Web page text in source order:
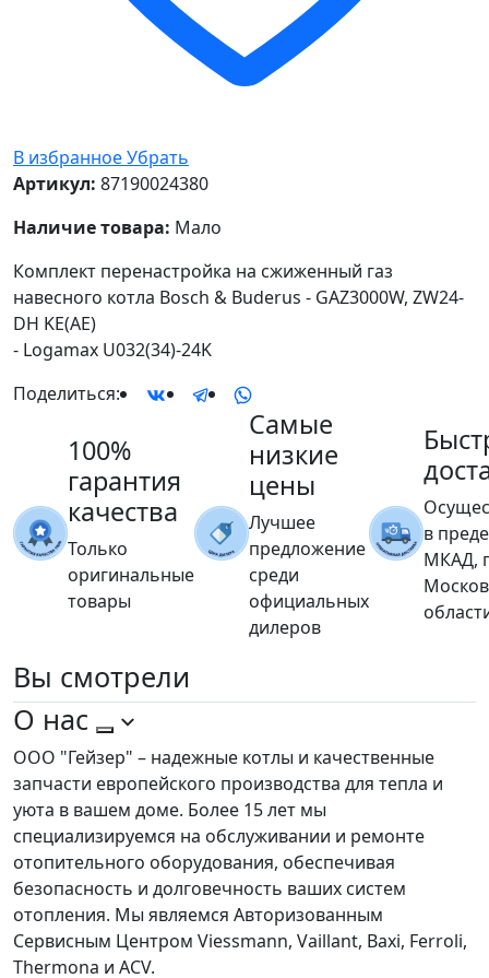
В избранноеУбрать
Артикул: 87190024380
Наличие товара: Мало
Комплект перенастройка на сжиженный газ
навесного котла Bosch & Buderus - GAZ3000W, ZW24-
DH KE(AE)
- Logamax U032(34)-24K
Поделиться:
100%
гарантия
качества
Только
оригинальные
товары
Самые
низкие
цены
Лучшее
предложение
среди
официальных
дилеров
в
МКАД,
Вы смотрели
О нас
ООО "Гейзер" – надежные котлы и качественные
запчасти европейского производства для тепла и
уюта в вашем доме. Более 15 лет мы
специализируемся на обслуживании и ремонте
отопительного оборудования, обеспечивая
безопасность и долговечность ваших систем
отопления. Мы являемся Авторизованным
Сервисным Центром Viessmann, Vaillant, Baxi, Ferroli,
Thermona и ACV.